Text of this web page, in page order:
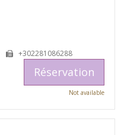
+302281086288
Réservation
Not available